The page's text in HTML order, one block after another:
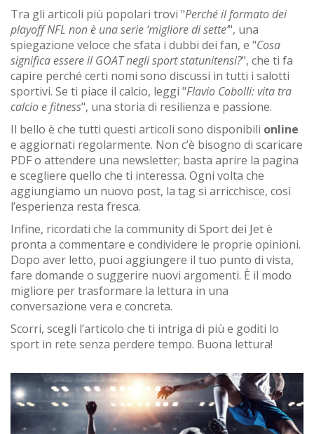
Tra gli articoli più popolari trovi "Perché il formato dei
playoff NFL non è una serie ‘migliore di sette’", una
spiegazione veloce che sfata i dubbi dei fan, e "Cosa
significa essere il GOAT negli sport statunitensi?", che ti fa
capire perché certi nomi sono discussi in tutti i salotti
sportivi. Se ti piace il calcio, leggi "Flavio Cobolli: vita tra
calcio e fitness", una storia di resilienza e passione.
Il bello è che tutti questi articoli sono disponibili online
e aggiornati regolarmente. Non c’è bisogno di scaricare
PDF o attendere una newsletter; basta aprire la pagina
e scegliere quello che ti interessa. Ogni volta che
aggiungiamo un nuovo post, la tag si arricchisce, così
l’esperienza resta fresca.
Infine, ricordati che la community di Sport dei Jet è
pronta a commentare e condividere le proprie opinioni.
Dopo aver letto, puoi aggiungere il tuo punto di vista,
fare domande o suggerire nuovi argomenti. È il modo
migliore per trasformare la lettura in una
conversazione vera e concreta.
Scorri, scegli l’articolo che ti intriga di più e goditi lo
sport in rete senza perdere tempo. Buona lettura!